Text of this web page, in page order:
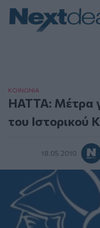
ΚΟΙΝΩΝΙΑ
HATTA: Μέτρα
του Ιστορικού
18.05.2010